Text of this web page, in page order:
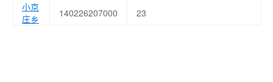
小京
庄乡
140226207000 23